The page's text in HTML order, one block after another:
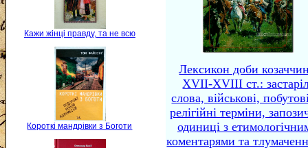
Кажи жінці правду, та не всю
Короткі мандрівки з Боготи
Лексикон доби
XVII-XVIII ст.:
слова, військові,
релігійні терміни,
одиниці з
коментарями та